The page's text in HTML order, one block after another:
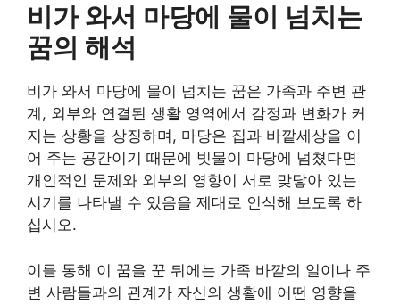
비가 와서 마당에 물이 넘치는
꿈의 해석
비가 와서 마당에 물이 넘치는 꿈은 가족과 주변 관
계, 외부와 연결된 생활 영역에서 감정과 변화가 커
지는 상황을 상징하며, 마당은 집과 바깥세상을 이
어 주는 공간이기 때문에 빗물이 마당에 넘쳤다면
개인적인 문제와 외부의 영향이 서로 맞닿아 있는
시기를 나타낼 수 있음을 제대로 인식해 보도록 하
십시오.
이를 통해 이 꿈을 꾼 뒤에는 가족 바깥의 일이나 주
변 사람들과의 관계가 자신의 생활에 어떤 영향을